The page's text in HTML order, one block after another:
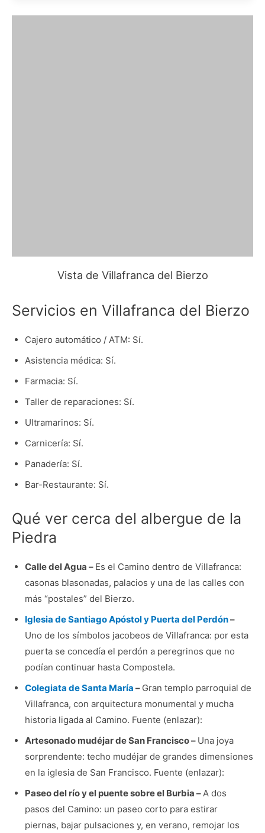
Vista de Villafranca del Bierzo
Servicios en Villafranca del Bierzo
Cajero automático / ATM: Sí.
Asistencia médica: Sí.
Farmacia: Sí.
Taller de reparaciones: Sí.
Ultramarinos: Sí.
Carnicería: Sí.
Panadería: Sí.
Bar-Restaurante: Sí.
Qué ver cerca del albergue de la
Piedra
Calle del Agua – Es el Camino dentro de Villafranca:
casonas blasonadas, palacios y una de las calles con
más “postales” del Bierzo.
Iglesia de Santiago Apóstol y Puerta del Perdón–
Uno de los símbolos jacobeos de Villafranca: por esta
puerta se concedía el perdón a peregrinos que no
podían continuar hasta Compostela.
Colegiata de Santa María – Gran templo parroquial de
Villafranca, con arquitectura monumental y mucha
historia ligada al Camino. Fuente (enlazar):
Artesonado mudéjar de San Francisco – Una joya
sorprendente: techo mudéjar de grandes dimensiones
en la iglesia de San Francisco. Fuente (enlazar):
Paseo del río y el puente sobre el Burbia –A dos
pasos del Camino: un paseo corto para estirar
piernas, bajar pulsaciones y, en verano, remojar los